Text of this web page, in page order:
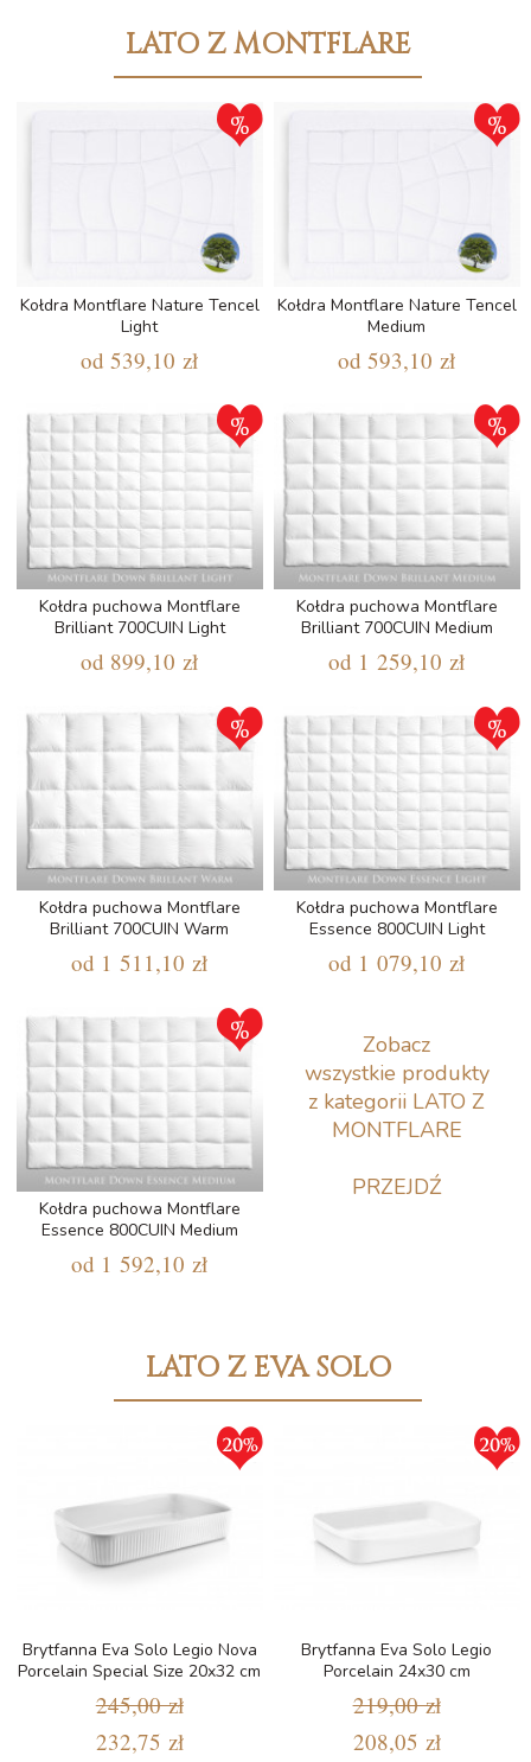
LATO Z MONTFLARE
Kołdra Montflare Nature Tencel
Light
od 539,10 zł
Kołdra Montflare Nature Tencel
Medium
od 593,10 zł
Kołdra puchowa Montflare
Brilliant 700CUIN Light
od 899,10 zł
Kołdra puchowa Montflare
Brilliant 700CUIN Medium
od 1 259,10 zł
Kołdra puchowa Montflare
Brilliant 700CUIN Warm
od 1 511,10 zł
Kołdra puchowa Montflare
Essence 800CUIN Light
od 1 079,10 zł
Kołdra puchowa Montflare
Essence 800CUIN Medium
od 1 592,10 zł
Zobacz
wszystkie produkty
z kategorii LATO Z
MONTFLARE
PRZEJDŹ
LATO Z EVA SOLO
Brytfanna Eva Solo Legio Nova
Porcelain Special Size 20x32 cm
245,00 zł
232,75 zł
Brytfanna Eva Solo Legio
Porcelain 24x30 cm
219,00 zł
208,05 zł